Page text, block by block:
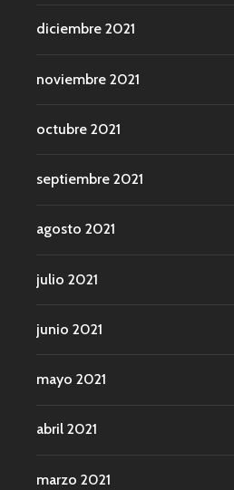
diciembre 2021
noviembre 2021
octubre 2021
septiembre 2021
agosto 2021
julio 2021
junio 2021
mayo 2021
abril 2021
marzo 2021